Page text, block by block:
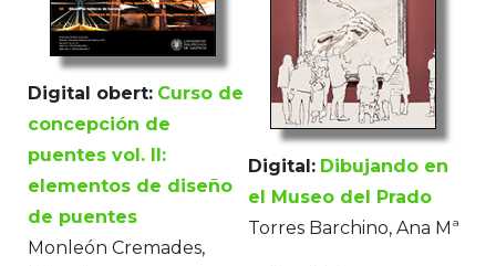
Digital obert: Curso de
concepción de
puentes vol. II:
elementos de diseño
de puentes
Monleón Cremades,
Digital: Dibujando en
el Museo del Prado
Torres Barchino, Ana Mª